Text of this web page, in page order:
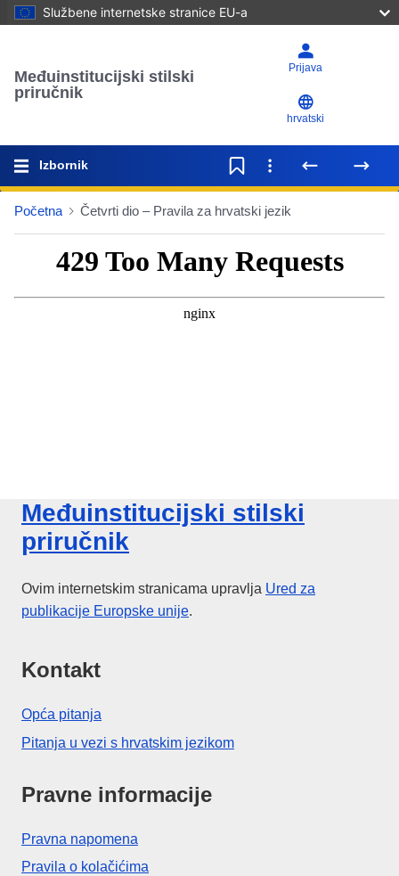
Službene internetske stranice EU-a
Međuinstitucijski stilski
priručnik
Prijava
hrvatski
Izbornik
Početna Četvrti dio – Pravila za hrvatski jezik
Međuinstitucijski stilski
priručnik
Ovim internetskim stranicama upravlja Ured za
publikacije Europske unije.
Kontakt
Opća pitanja
Pitanja u vezi s hrvatskim jezikom
Pravne informacije
Pravna napomena
Pravila o kolačićima